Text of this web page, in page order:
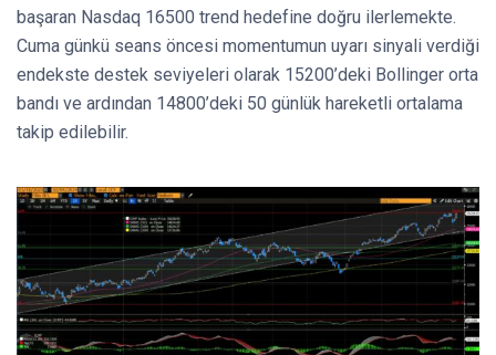
başaran Nasdaq 16500 trend hedefine doğru ilerlemekte.
Cuma günkü seans öncesi momentumun uyarı sinyali verdiği
endekste destek seviyeleri olarak 15200’deki Bollinger orta
bandı ve ardından 14800’deki 50 günlük hareketli ortalama
takip edilebilir.